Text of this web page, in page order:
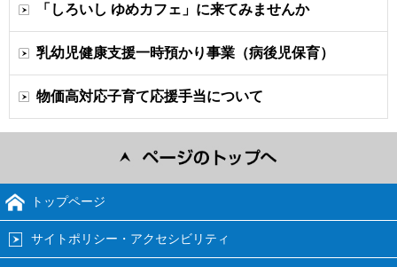
「しろいし ゆめカフェ」に来てみませんか
乳幼児健康支援一時預かり事業（病後児保育）
物価高対応子育て応援手当について
トップページ
サイトポリシー・アクセシビリティ